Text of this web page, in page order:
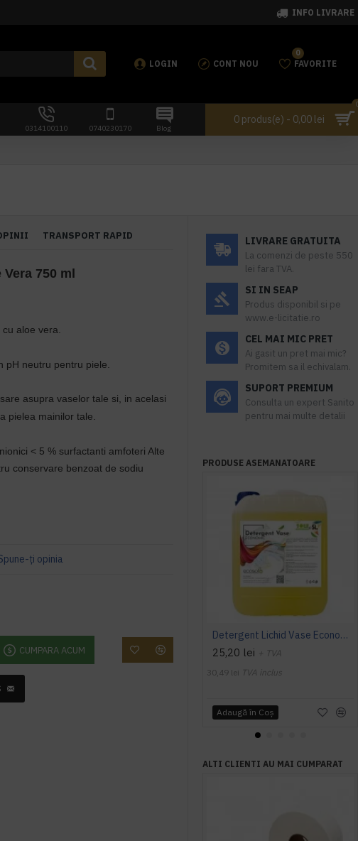
INFO LIVRARE
LOGIN CONT NOU FAVORITE
0
0314100110 0740230170 Blog
0 produs(e) - 0,00 lei
TRANSPORT RAPID
Vera 750 ml
aloe vera.
pH neutru pentru piele.
asupra vaselor tale si, in acelasi
pielea mainilor tale.
< 5 % surfactanti amfoteri Alte
conservare benzoat de sodiu
ţi opinia
CUMPARA ACUM
LIVRARE GRATUITA
La comenzi de peste 550
lei fara TVA.
SI IN SEAP
Produs disponibil si pe
www.e-licitatie.ro
CEL MAI MIC PRET
Ai gasit un pret mai mic?
Promitem sa il echivalam.
SUPORT PREMIUM
Consulta un expert Sanito
pentru mai multe detalii
PRODUSE ASEMANATOARE
Detergent Lichid Vase Economic, Manual, 5L, AQAS
25,20 lei + TVA
30,49 lei TVA inclus
Adaugă în Coş
ALTI CLIENTI AU MAI CUMPARAT